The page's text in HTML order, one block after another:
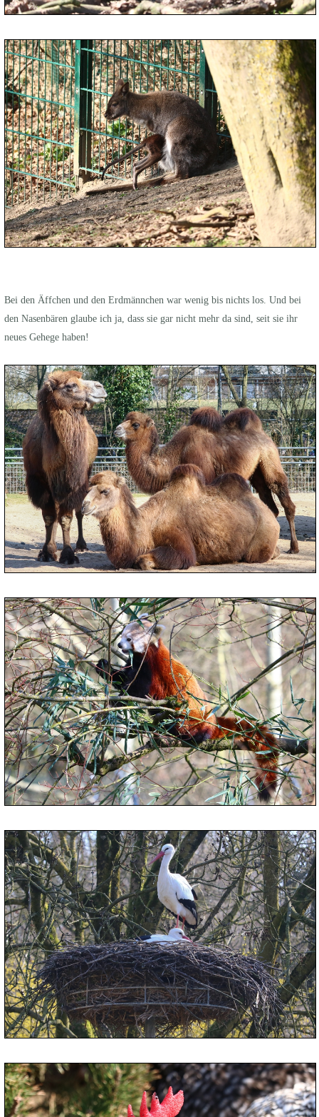
Bei den Äffchen und den Erdmännchen war wenig bis nichts los. Und bei
den Nasenbären glaube ich ja, dass sie gar nicht mehr da sind, seit sie ihr
neues Gehege haben!